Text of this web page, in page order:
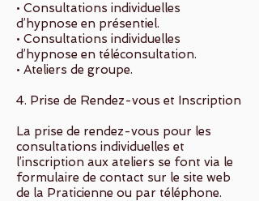
• Consultations individuelles
d’hypnose en présentiel.
• Consultations individuelles
d’hypnose en téléconsultation.
• Ateliers de groupe.
4. Prise de Rendez-vous et Inscription
La prise de rendez-vous pour les
consultations individuelles et
l’inscription aux ateliers se font via le
formulaire de contact sur le site web
de la Praticienne ou par téléphone.